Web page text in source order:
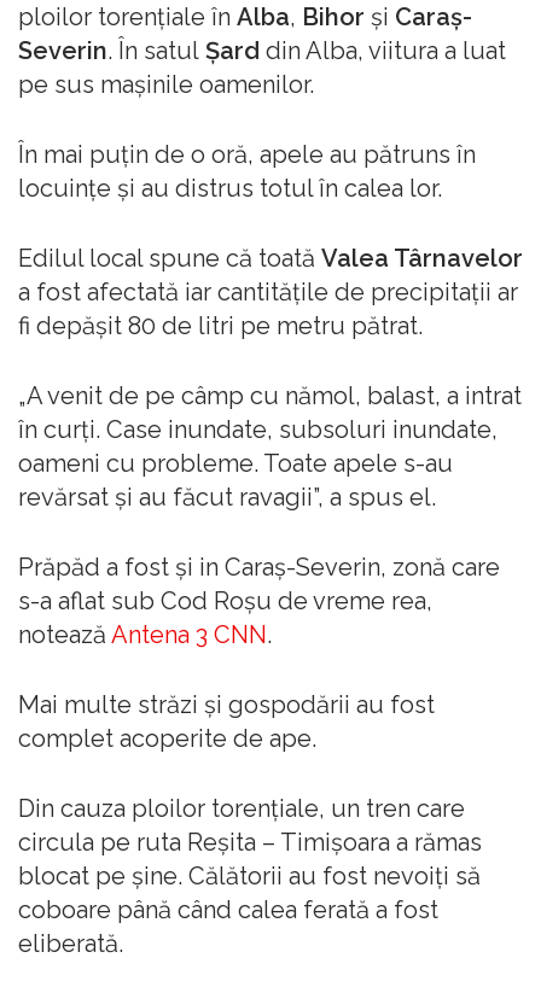
ploilor torențiale în Alba, Bihor şi Caraș-
Severin. În satul Şard din Alba, viitura a luat
pe sus mașinile oamenilor.
În mai puțin de o oră, apele au pătruns în
locuințe și au distrus totul în calea lor.
Edilul local spune că toată Valea Târnavelor
a fost afectată iar cantitățile de precipitații ar
fi depășit 80 de litri pe metru pătrat.
„A venit de pe câmp cu nămol, balast, a intrat
în curți. Case inundate, subsoluri inundate,
oameni cu probleme. Toate apele s-au
revărsat și au făcut ravagii”, a spus el.
Prăpăd a fost și in Caraș-Severin, zonă care
s-a aflat sub Cod Roșu de vreme rea,
notează Antena 3 CNN.
Mai multe străzi și gospodării au fost
complet acoperite de ape.
Din cauza ploilor torențiale, un tren care
circula pe ruta Reșita – Timișoara a rămas
blocat pe șine. Călătorii au fost nevoiți să
coboare până când calea ferată a fost
eliberată.